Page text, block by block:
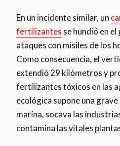
En un incidente similar, un
fertilizantes se hundió en
ataques con misiles de los
Como consecuencia, el
extendió 29 kilómetros y
fertilizantes tóxicos en las
ecológica supone una
marina, socava las
contamina las vitales